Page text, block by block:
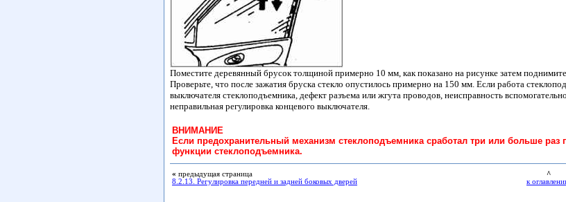
Поместите деревянный брусок толщиной примерно 10 мм, как показано на рисунке затем
Проверьте, что после зажатия бруска стекло опустилось примерно на 150 мм. Если работа
выключателя стеклоподъемника, дефект разъема или жгута проводов, неисправность
неправильная регулировка концевого выключателя.
ВНИМАНИЕ
Если предохранительный механизм стеклоподъемника сработал три или больше
функции стеклоподъемника.
« предыдущая страница
8.2.13. Регулировка передней и задней боковых дверей
^
к